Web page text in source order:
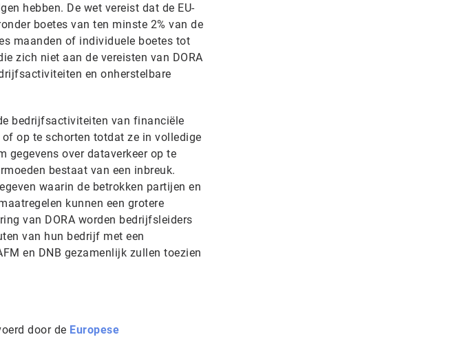
hebben. De wet vereist dat de EU-
boetes van ten minste 2% van de
maanden of individuele boetes tot
zich niet aan de vereisten van DORA
en onherstelbare
bedrijfsactiviteiten van financiële
op te schorten totdat ze in volledige
gegevens over dataverkeer op te
bestaat van een inbreuk.
waarin de betrokken partijen en
kunnen een grotere
van DORA worden bedrijfsleiders
van hun bedrijf met een
en DNB gezamenlijk zullen toezien
door de Europese